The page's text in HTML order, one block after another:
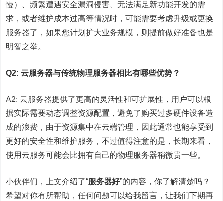
慢）、频繁遭遇安全漏洞侵害、无法满足新功能开发的需
求，或者维护成本过高等情况时，可能需要考虑升级或更换
服务器了，如果您计划扩大业务规模，则提前做好准备也是
明智之举。
Q2: 云服务器与传统物理服务器相比有哪些优势？
A2: 云服务器提供了更高的灵活性和可扩展性，用户可以根
据实际需要动态调整资源配置，避免了购买过多硬件设备造
成的浪费，由于资源集中在云端管理，因此通常也能享受到
更好的安全性和维护服务，不过值得注意的是，长期来看，
使用云服务可能会比拥有自己的物理服务器稍微贵一些。
小伙伴们，上文介绍了“服务器好”的内容，你了解清楚吗？
希望对你有所帮助，任何问题可以给我留言，让我们下期再